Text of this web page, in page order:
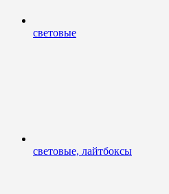
световые
световые, лайтбоксы